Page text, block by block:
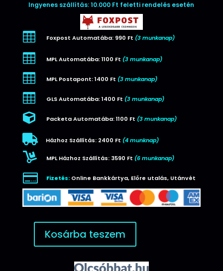
Ingyenes szállítás: 10.000 Ft feletti rendelés esetén
 Foxpost Automatába: 990 Ft (3 munkanap)
 MPL Automatába: 1100 Ft (3 munkanap)
 MPL Postapont: 1400 Ft (3 munkanap)
 GLS Automatába: 1400 Ft (3 munkanap)
 Packeta Automatába: 1100 Ft (3 munkanap)
 Házhoz Szállítás: 2400 Ft (4 munknap)
 MPL Házhoz Szállítás: 3590 Ft (6 munkanap)
 Fizetés:Online Bankkártya, Előre utalás, Utánvét
JoyroomKosárba teszem